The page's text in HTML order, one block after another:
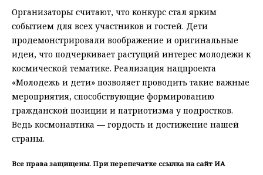
Организаторы считают, что конкурс стал ярким
событием для всех участников и гостей. Дети
продемонстрировали воображение и оригинальные
идеи, что подчеркивает растущий интерес молодежи к
космической тематике. Реализация нацпроекта
«Молодежь и дети» позволяет проводить такие важные
мероприятия, способствующие формированию
гражданской позиции и патриотизма у подростков.
Ведь космонавтика — гордость и достижение нашей
страны.
Все права защищены. При перепечатке ссылка на сайт ИА